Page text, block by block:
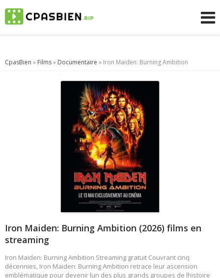
CpasBien » Films» Documentaire » Iron Maiden: Burning Ambition
Iron Maiden: Burning Ambition (2026) films en
streaming
Iron Maiden: Burning Ambition Streaming gratuit Couvrant cinq
décennies, Iron Maiden: Burning Ambition retrace leur ascension
emblématique pour devenir lun des plus grands groupes de lhistoire